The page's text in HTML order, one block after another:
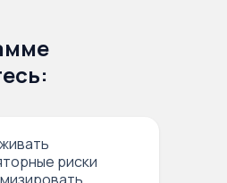
риски